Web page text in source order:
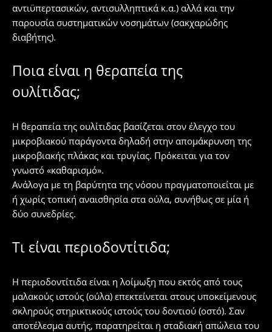
αντιϋπερτασικών, αντισυλληπτικά κ.α.) αλλά και την
παρουσία συστηματικών νοσημάτων (σακχαρώδης
διαβήτης).
Ποια είναι η θεραπεία της
ουλίτιδας;
Η θεραπεία της ουλίτιδας βασίζεται στον έλεγχο του
μικροβιακού παράγοντα δηλαδή στην απομάκρυνση της
μικροβιακής πλάκας και τρυγίας. Πρόκειται για τον
γνωστό «καθαρισμό».
Ανάλογα με τη βαρύτητα της νόσου πραγματοποιείται με
ή χωρίς τοπική αναισθησία στα ούλα, συνήθως σε μία ή
δύο συνεδρίες.
Τι είναι περιοδοντίτιδα;
Η περιοδοντίτιδα είναι η λοίμωξη που εκτός από τους
μαλακούς ιστούς (ούλα) επεκτείνεται στους υποκείμενους
σκληρούς στηρικτικούς ιστούς του δοντιού (οστό). Σαν
αποτέλεσμα αυτής, παρατηρείται η σταδιακή απώλεια του